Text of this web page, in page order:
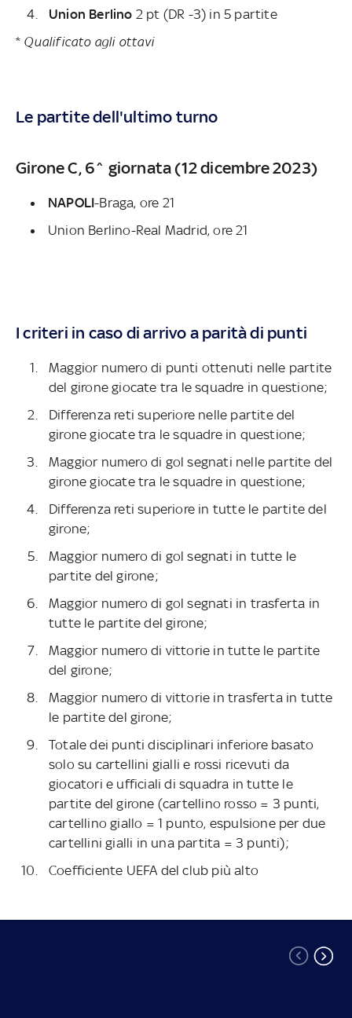
Union Berlino 2 pt (DR -3) in 5 partite
* Qualificato agli ottavi
Le partite dell'ultimo turno
Girone C, 6^ giornata (12 dicembre 2023)
NAPOLI-Braga, ore 21
Union Berlino-Real Madrid, ore 21
I criteri in caso di arrivo a parità di punti
Maggior numero di punti ottenuti nelle partite
del girone giocate tra le squadre in questione;
Differenza reti superiore nelle partite del
girone giocate tra le squadre in questione;
Maggior numero di gol segnati nelle partite del
girone giocate tra le squadre in questione;
Differenza reti superiore in tutte le partite del
girone;
Maggior numero di gol segnati in tutte le
partite del girone;
Maggior numero di gol segnati in trasferta in
tutte le partite del girone;
Maggior numero di vittorie in tutte le partite
del girone;
Maggior numero di vittorie in trasferta in tutte
le partite del girone;
Totale dei punti disciplinari inferiore basato
solo su cartellini gialli e rossi ricevuti da
giocatori e ufficiali di squadra in tutte le
partite del girone (cartellino rosso = 3 punti,
cartellino giallo = 1 punto, espulsione per due
cartellini gialli in una partita = 3 punti);
Coefficiente UEFA del club più alto